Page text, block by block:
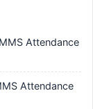
Attendance
Attendance